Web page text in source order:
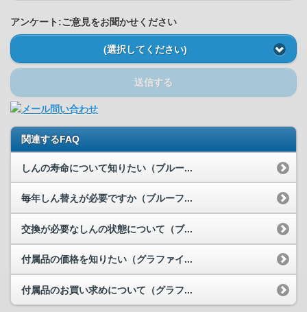
アンケート:ご意見をお聞かせください
(選択してください)
送信する
関連するFAQ
しんの寿命について知りたい（ブルー...
毎年しん替えが必要ですか（ブルーフ...
交換が必要なしんの状態について（ブ...
付属品の価格を知りたい（グラファイ...
付属品のお買い求めについて（グラフ...